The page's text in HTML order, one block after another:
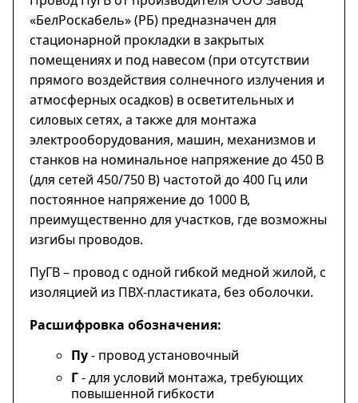
«БелРоскабель» (РБ) предназначен для
стационарной прокладки в закрытых
помещениях и под навесом (при отсутствии
прямого воздействия солнечного излучения и
атмосферных осадков) в осветительных и
силовых сетях, а также для монтажа
электрооборудования, машин, механизмов и
станков на номинальное напряжение до 450 В
(для сетей 450/750 В) частотой до 400 Гц или
постоянное напряжение до 1000 В,
преимущественно для участков, где возможны
изгибы проводов.
ПуГВ – провод с одной гибкой медной жилой, с
изоляцией из ПВХ-пластиката, без оболочки.
Расшифровка обозначения:
Пу- провод установочный
Г- для условий монтажа, требующих
повышенной гибкости